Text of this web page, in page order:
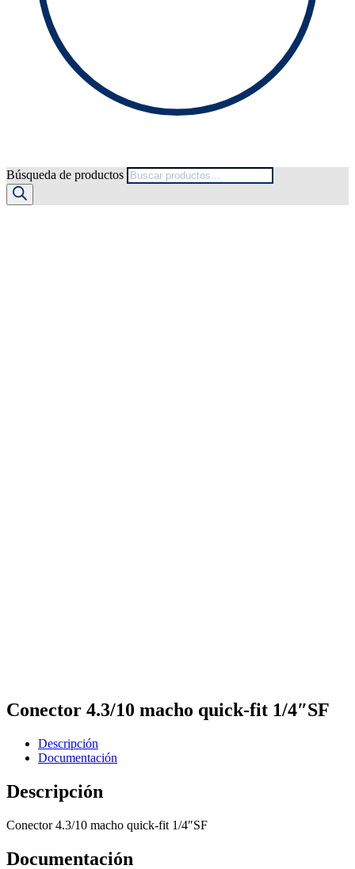
Búsqueda de productos
Conector 4.3/10 macho quick-fit 1/4″SF
Descripción
Documentación
Descripción
Conector 4.3/10 macho quick-fit 1/4″SF
Documentación